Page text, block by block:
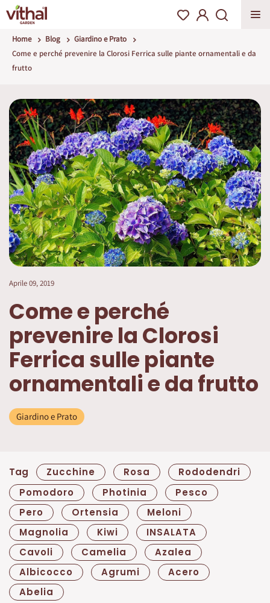
Home Blog
Giardino e Prato
Come e perché prevenire la Clorosi Ferrica sulle piante ornamentali e da
frutto
Aprile 09, 2019
Come e perché
prevenire la Clorosi
Ferrica sulle piante
ornamentali e da frutto
Giardino e Prato
Tag Zucchine Rosa
Rododendri
Pomodoro
Photinia
Pesco
Pero
Ortensia
Meloni
Magnolia
Kiwi
INSALATA
Cavoli
Camelia
Azalea
Albicocco
Agrumi
Acero
Abelia